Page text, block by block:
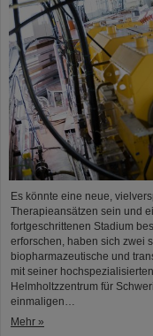
Es könnte eine neue,
Therapieansätzen sein und
fortgeschrittenen Stadium
erforschen, haben sich zwei
biopharmazeutische und
mit seiner
Helmholtzzentrum für
einmaligen…
Mehr »